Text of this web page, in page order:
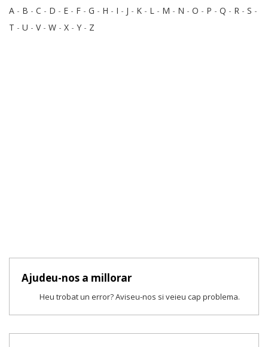
A - B - C - D - E - F - G - H - I - J - K - L - M - N - O - P - Q - R - S -
T - U - V- W - X - Y - Z
Ajudeu-nos a millorar
Heu trobat un error? Aviseu-nos si veieu cap problema.